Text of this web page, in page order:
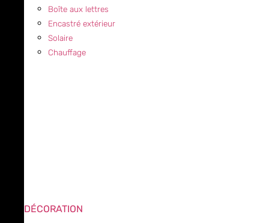
Boîte aux lettres
Encastré extérieur
Solaire
Chauffage
DÉCORATION